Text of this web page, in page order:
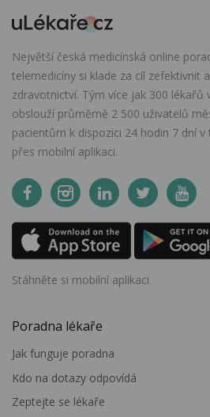
Největší česká medicínská online
telemedicíny si klade za cíl zefektivnit
zdravotnictví. Tým více jak 300 lékařů
obslouží průměrně 2 500 uživatelů
pacientům k dispozici 24 hodin 7 dní
přes mobilní aplikaci.
Stáhněte si mobilní aplikaci
Poradna lékaře
Jak funguje poradna
Kdo na dotazy odpovídá
Zeptejte se lékaře